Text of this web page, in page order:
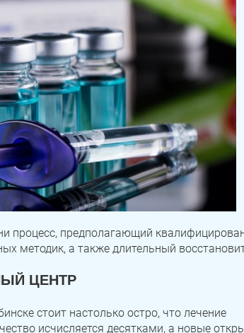
процесс, предполагающий
методик, а также длительный
ЦЕНТР
стоит настолько остро, что лечение
исчисляется десятками, а новые